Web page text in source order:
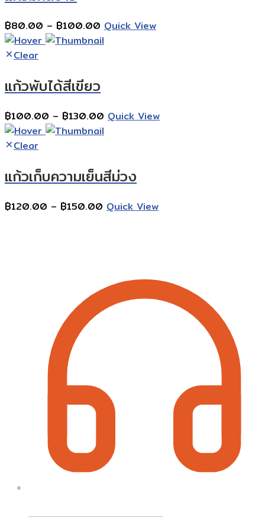
฿80.00 – ฿100.00 Price
range:
Quick View
Clear
แก้วพับได้สีเขียว
฿100.00 – ฿130.00 Price
฿130.00
Quick View
Clear
แก้วเก็บความเย็นสีม่วง
฿120.00 – ฿150.00 Price
Quick View